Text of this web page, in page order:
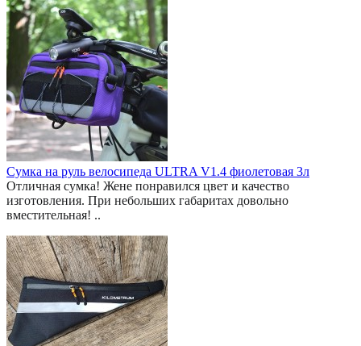
Сумка на руль велосипеда ULTRA V1.4 фиолетовая 3л
Отличная сумка! Жене понравился цвет и качество
изготовления. При небольших габаритах довольно
вместительная! ..